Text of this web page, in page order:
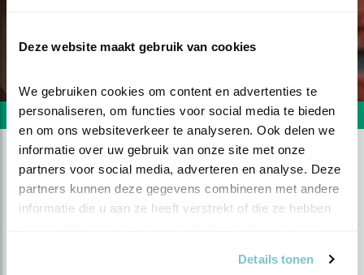
Deze website maakt gebruik van cookies
We gebruiken cookies om content en advertenties te
personaliseren, om functies voor social media te bieden
en om ons websiteverkeer te analyseren. Ook delen we
informatie over uw gebruik van onze site met onze
partners voor social media, adverteren en analyse. Deze
partners kunnen deze gegevens combineren met andere
informatie die u aan ze heeft verstrekt of die ze hebben
Details tonen
Volgende foto Vorige foto
MOOISTE JAS
Als dank voor een pot heerlijke pindakaas,